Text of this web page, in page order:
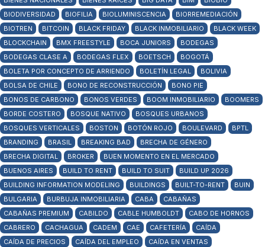
BIODIVERSIDAD
BIOFILIA BIOLUMINISCENCIA
BIORREMEDIACIÓN
BIOTREN
BITCOIN BLACK FRIDAY BLACK INMOBILIARIO
BLACK WEEK
BLOCKCHAIN
BMX FREESTYLE BOCA JUNIORS
BODEGAS
BODEGAS CLASE A
BODEGAS FLEX BOETSCH
BOGOTÁ
BOLETA POR CONCEPTO DE ARRIENDO
BOLETÍN LEGAL
BOLIVIA
BOLSA DE CHILE
BONO DE RECONSTRUCCIÓN
BONO PIE
BONOS DE CARBONO
BONOS VERDES BOOM INMOBILIARIO
BOOMERS
BORDE COSTERO
BOSQUE NATIVO
BOSQUES URBANOS
BOSQUES VERTICALES
BOSTON BOTÓN ROJO BOULEVARD
BPTL
BRANDING
BRASIL BREAKING BAD
BRECHA DE GÉNERO
BRECHA DIGITAL
BROKER
BUEN MOMENTO EN EL MERCADO
BUENOS AIRES
BUILD TO RENT BUILD TO SUIT
BUILD UP 2026
BUILDING INFORMATION MODELING
BUILDINGS BUILT-TO-RENT
BUIN
BULGARIA
BURBUJA INMOBILIARIA CABA
CABAÑAS
CABAÑAS PREMIUM
CABILDO CABLE HUMBOLDT
CABO DE HORNOS
CABRERO
CACHAGUA CADEM CAE CAFETERÍA
CAÍDA
CAÍDA DE PRECIOS
CAÍDA DEL EMPLEO
CAÍDA EN VENTAS